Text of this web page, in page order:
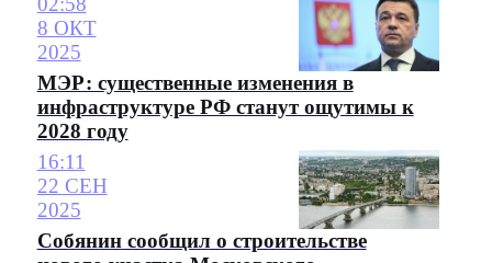
8 ОКТ
2025
МЭР: существенные изменения в
инфраструктуре РФ станут ощутимы к
2028 году
16:11
22 СЕН
2025
Собянин сообщил о строительстве